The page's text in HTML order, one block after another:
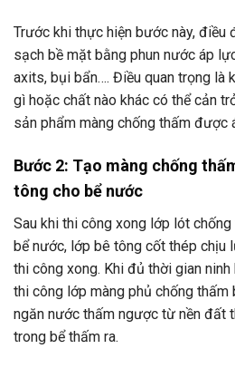
Trước khi thực hiện bước này, điều
sạch bề mặt bằng phun nước áp
axits, bụi bẩn…. Điều quan trọng là
gì hoặc chất nào khác có thể cản
sản phẩm màng chống thấm được
Bước 2: Tạo màng chống
tông cho bể nước
Sau khi thi công xong lớp lót
bể nước, lớp bê tông cốt thép chịu
thi công xong. Khi đủ thời gian
thi công lớp màng phủ chống thấm
ngăn nước thấm ngược từ nền đất
trong bể thấm ra.